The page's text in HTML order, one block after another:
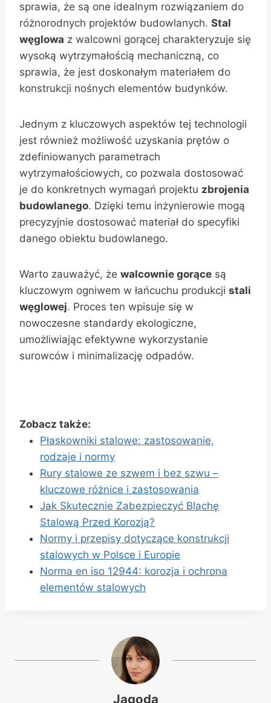
sprawia, że są one idealnym rozwiązaniem do
różnorodnych projektów budowlanych. Stal
węglowa z walcowni gorącej charakteryzuje się
wysoką wytrzymałością mechaniczną, co
sprawia, że jest doskonałym materiałem do
konstrukcji nośnych elementów budynków.
Jednym z kluczowych aspektów tej technologii
jest również możliwość uzyskania prętów o
zdefiniowanych parametrach
wytrzymałościowych, co pozwala dostosować
je do konkretnych wymagań projektu zbrojenia
budowlanego. Dzięki temu inżynierowie mogą
precyzyjnie dostosować materiał do specyfiki
danego obiektu budowlanego.
Warto zauważyć, że walcownie gorące są
kluczowym ogniwem w łańcuchu produkcji stali
węglowej. Proces ten wpisuje się w
nowoczesne standardy ekologiczne,
umożliwiając efektywne wykorzystanie
surowców i minimalizację odpadów.
Zobacz także:
Płaskowniki stalowe: zastosowanie,
rodzaje i normy
Rury stalowe ze szwem i bez szwu –
kluczowe różnice i zastosowania
Jak Skutecznie Zabezpieczyć Blachę
Stalową Przed Korozją?
Normy i przepisy dotyczące konstrukcji
stalowych w Polsce i Europie
Norma en iso 12944: korozja i ochrona
elementów stalowych
Jagoda